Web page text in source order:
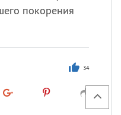
покорения
34